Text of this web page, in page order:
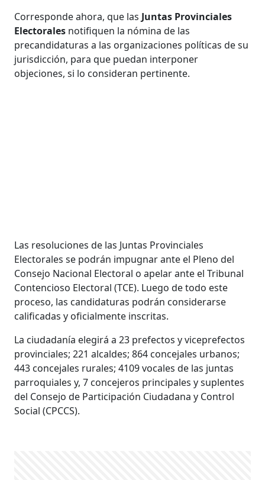
Corresponde ahora, que las Juntas Provinciales
Electorales notifiquen la nómina de las
precandidaturas a las organizaciones políticas de su
jurisdicción, para que puedan interponer
objeciones, si lo consideran pertinente.
Las resoluciones de las Juntas Provinciales
Electorales se podrán impugnar ante el Pleno del
Consejo Nacional Electoral o apelar ante el Tribunal
Contencioso Electoral (TCE). Luego de todo este
proceso, las candidaturas podrán considerarse
calificadas y oficialmente inscritas.
La ciudadanía elegirá a 23 prefectos y viceprefectos
provinciales; 221 alcaldes; 864 concejales urbanos;
443 concejales rurales; 4109 vocales de las juntas
parroquiales y, 7 concejeros principales y suplentes
del Consejo de Participación Ciudadana y Control
Social (CPCCS).